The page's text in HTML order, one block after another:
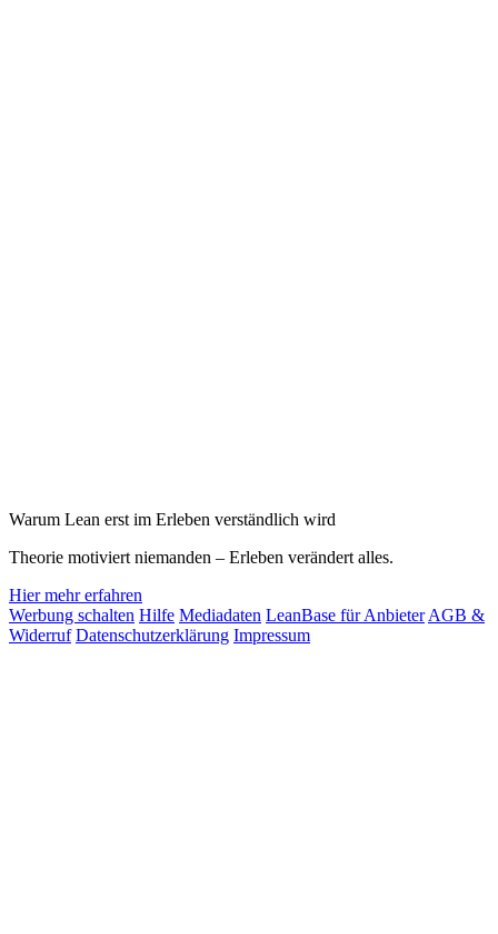
Warum Lean erst im Erleben verständlich wird
Theorie motiviert niemanden – Erleben verändert alles.
Hier mehr erfahren
Werbung schalten Hilfe Mediadaten LeanBase für Anbieter AGB &
Widerruf Datenschutzerklärung Impressum